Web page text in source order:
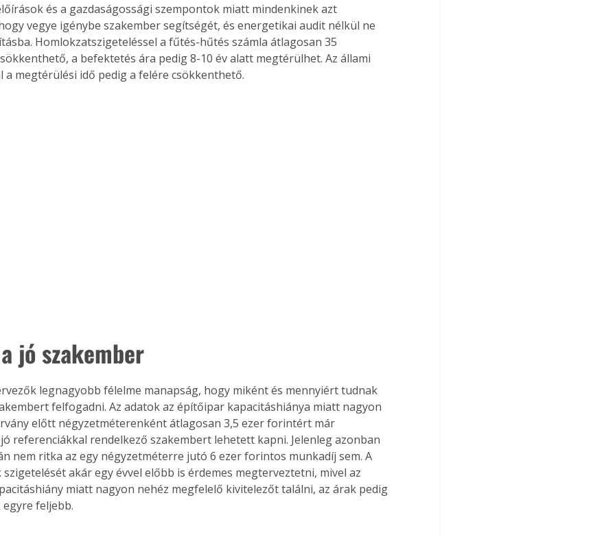
egyedi
vagy
is
Bárhol,
élve
az
A
és a gazdaságossági szempontok miatt mindenkinek azt
vegye igénybe szakember segítségét, és energetikai audit nélkül ne
Homlokzatszigeteléssel a fűtés-hűtés számla átlagosan 35
a befektetés ára pedig 8-10 év alatt megtérülhet. Az állami
a megtérülési idő pedig a felére csökkenthető.
jó szakember
legnagyobb félelme manapság, hogy miként és mennyiért tudnak
felfogadni. Az adatok az építőipar kapacitáshiánya miatt nagyon
előtt négyzetméterenként átlagosan 3,5 ezer forintért már
referenciákkal rendelkező szakembert lehetett kapni. Jelenleg azonban
nem ritka az egy négyzetméterre jutó 6 ezer forintos munkadíj sem. A
szigetelését akár egy évvel előbb is érdemes megterveztetni, mivel az
miatt nagyon nehéz megfelelő kivitelezőt találni, az árak pedig
egyre feljebb.